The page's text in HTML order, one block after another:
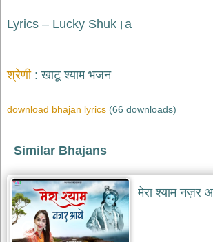
bhajans
भजन
बाबा
बालक
नाथ
भजन
baba
balak
nath
bhajans
Lyrics – Lucky Shuk।a
श्रेणी खाटू श्याम भजन
download bhajan lyrics (66 downloads)
Similar Bhajans
मेरा श्याम नज़र